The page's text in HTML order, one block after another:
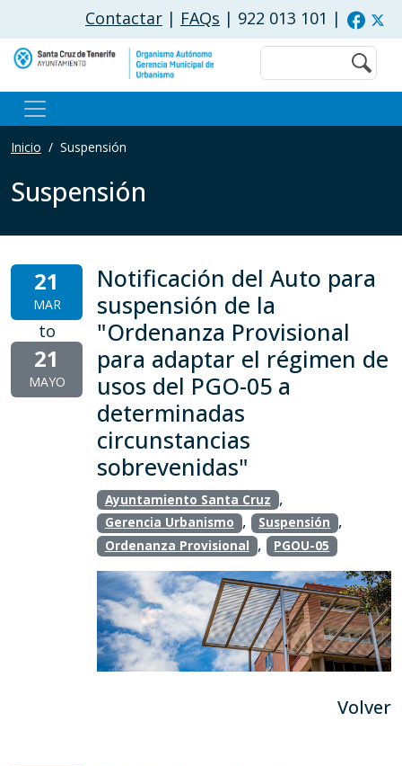
Pasar al contenido principal
Contactar | FAQs | 922 013 101 |
Buscar
Inicio Suspensión
Suspensión
21
MAR
to
21
MAYO
Notificación del Auto para
suspensión de la
"Ordenanza Provisional
para adaptar el régimen de
usos del PGO-05 a
determinadas
circunstancias
sobrevenidas"
Ayuntamiento Santa Cruz ,
Gerencia Urbanismo , Suspensión ,
Ordenanza Provisional , PGOU-05
Volver